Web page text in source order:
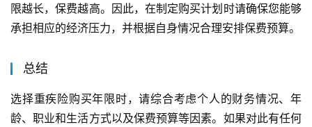
限越长，保费越高。因此，在制定购买计划时请确保您能够
承担相应的经济压力，并根据自身情况合理安排保费预算。
总结
选择重疾险购买年限时，请综合考虑个人的财务情况、年
龄、职业和生活方式以及保费预算等因素。如果对此有任何